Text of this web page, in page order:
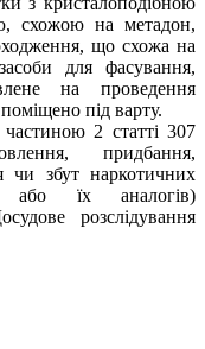
схожою на метадон,
що схожа на
для фасування,
на проведення
під варту.
2 статті 307
придбання,
чи збут наркотичних
або їх аналогів)
розслідування